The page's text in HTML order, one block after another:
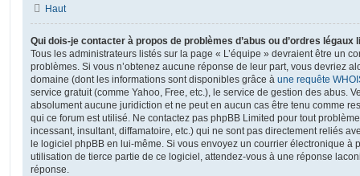
Haut
Qui dois-je contacter à propos de problèmes d’abus ou d’ordres légaux
Tous les administrateurs listés sur la page « L’équipe » devraient être un
problèmes. Si vous n’obtenez aucune réponse de leur part, vous devriez
domaine (dont les informations sont disponibles grâce à une requête
service gratuit (comme Yahoo, Free, etc.), le service de gestion des abus.
absolument aucune juridiction et ne peut en aucun cas être tenu comme
qui ce forum est utilisé. Ne contactez pas phpBB Limited pour tout
incessant, insultant, diffamatoire, etc.) qui ne sont pas directement reliés
le logiciel phpBB en lui-même. Si vous envoyez un courrier électronique à
utilisation de tierce partie de ce logiciel, attendez-vous à une réponse
réponse.